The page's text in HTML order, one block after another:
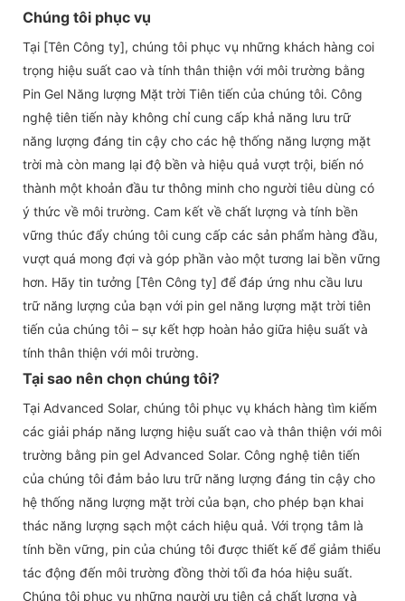
Chúng tôi phục vụ
Tại [Tên Công ty], chúng tôi phục vụ những khách hàng coi
trọng hiệu suất cao và tính thân thiện với môi trường bằng
Pin Gel Năng lượng Mặt trời Tiên tiến của chúng tôi. Công
nghệ tiên tiến này không chỉ cung cấp khả năng lưu trữ
năng lượng đáng tin cậy cho các hệ thống năng lượng mặt
trời mà còn mang lại độ bền và hiệu quả vượt trội, biến nó
thành một khoản đầu tư thông minh cho người tiêu dùng có
ý thức về môi trường. Cam kết về chất lượng và tính bền
vững thúc đẩy chúng tôi cung cấp các sản phẩm hàng đầu,
vượt quá mong đợi và góp phần vào một tương lai bền vững
hơn. Hãy tin tưởng [Tên Công ty] để đáp ứng nhu cầu lưu
trữ năng lượng của bạn với pin gel năng lượng mặt trời tiên
tiến của chúng tôi – sự kết hợp hoàn hảo giữa hiệu suất và
tính thân thiện với môi trường.
Tại sao nên chọn chúng tôi?
Tại Advanced Solar, chúng tôi phục vụ khách hàng tìm kiếm
các giải pháp năng lượng hiệu suất cao và thân thiện với môi
trường bằng pin gel Advanced Solar. Công nghệ tiên tiến
của chúng tôi đảm bảo lưu trữ năng lượng đáng tin cậy cho
hệ thống năng lượng mặt trời của bạn, cho phép bạn khai
thác năng lượng sạch một cách hiệu quả. Với trọng tâm là
tính bền vững, pin của chúng tôi được thiết kế để giảm thiểu
tác động đến môi trường đồng thời tối đa hóa hiệu suất.
Chúng tôi phục vụ những người ưu tiên cả chất lượng và